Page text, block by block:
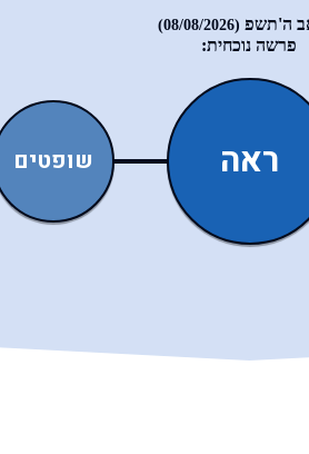
ה'תשפ (08/08/2026)
פרשה נוכחית:
שופטים ראה